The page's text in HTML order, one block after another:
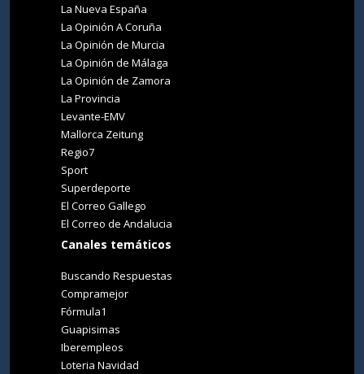
La Nueva España
La Opinión A Coruña
La Opinión de Murcia
La Opinión de Málaga
La Opinión de Zamora
La Provincia
Levante-EMV
Mallorca Zeitung
Regio7
Sport
Superdeporte
El Correo Gallego
El Correo de Andalucia
Canales temáticos
Buscando Respuestas
Compramejor
Fórmula1
Guapisimas
Iberempleos
Loteria Navidad